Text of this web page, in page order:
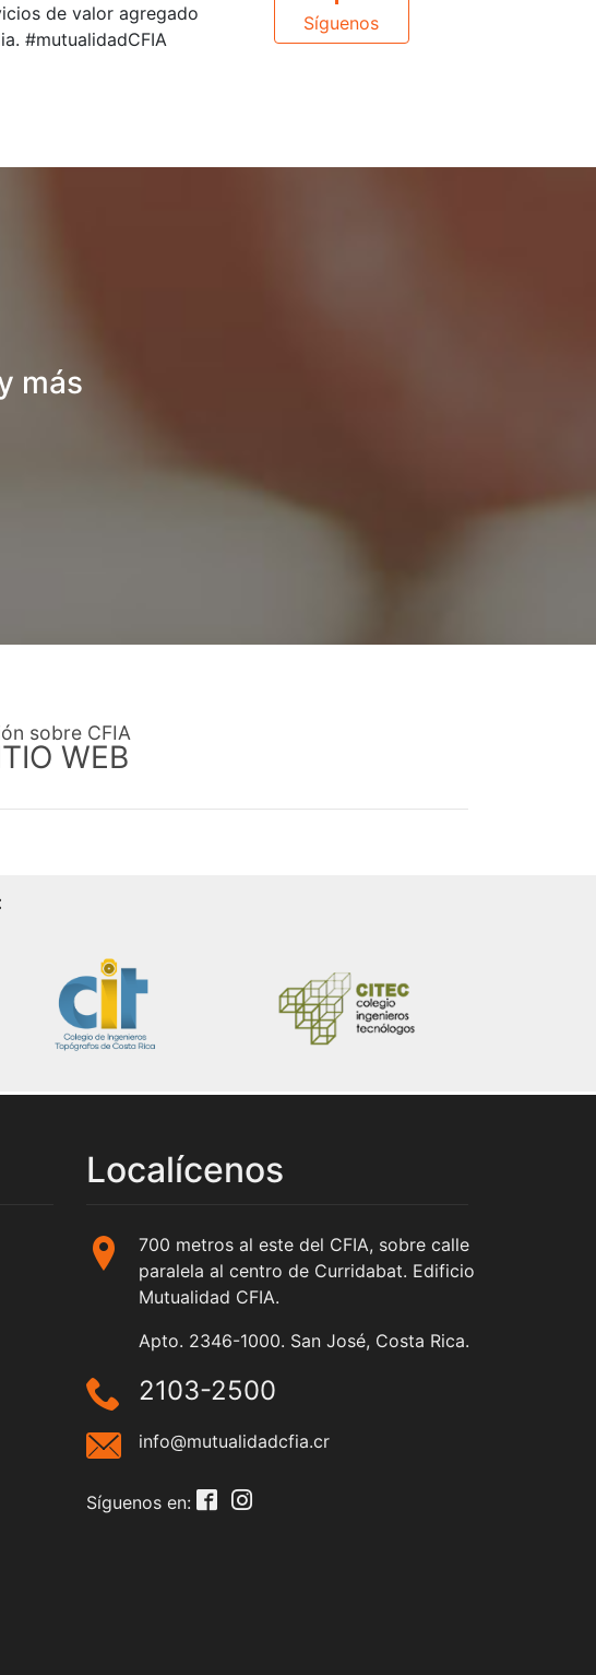
de valor agregado
#mutualidadCFIA
Síguenos
más
sobre CFIA
WEB
Localícenos
700 metros al este del CFIA, sobre calle
paralela al centro de Curridabat. Edificio
Mutualidad CFIA.
Apto. 2346-1000. San José, Costa Rica.
2103-2500
info@mutualidadcfia.cr
Síguenos en: